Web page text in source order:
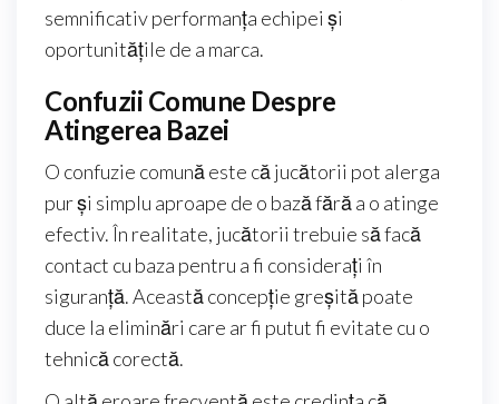
semnificativ performanța echipei și
oportunitățile de a marca.
Confuzii Comune Despre
Atingerea Bazei
O confuzie comună este că jucătorii pot alerga
pur și simplu aproape de o bază fără a o atinge
efectiv. În realitate, jucătorii trebuie să facă
contact cu baza pentru a fi considerați în
siguranță. Această concepție greșită poate
duce la eliminări care ar fi putut fi evitate cu o
tehnică corectă.